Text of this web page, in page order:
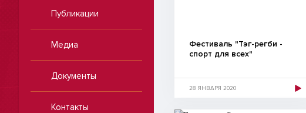
Публикации
Медиа
Документы
Контакты
Фестиваль "Тэг-регби -
спорт для всех"
28 ЯНВАРЯ 2020